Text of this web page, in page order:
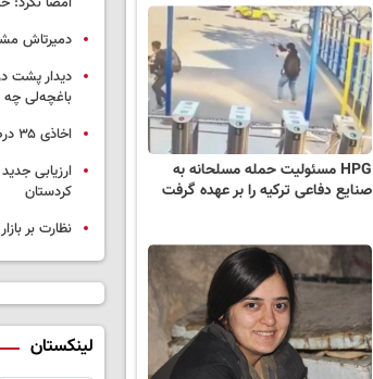
HPG مسئولیت حمله مسلحانه به
صنایع دفاعی ترکیه را بر عهده گرفت
دمیرتاش
دیدار پشت
باغچه‌لی
اخاذی ۳۵ درصدی از محصولات کشاورزان عفرین
ارزیابی
کردستان
نظارت بر
لینکستان